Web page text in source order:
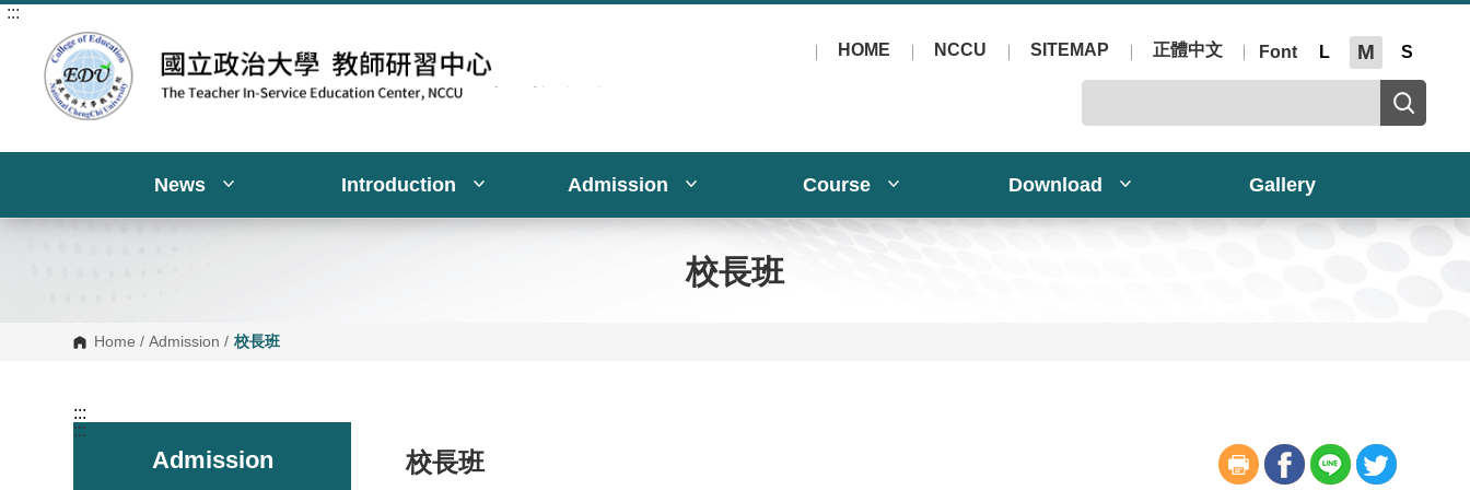
G
e
:::
HOME
NCCU SITEMAP 正體中文 Font L M S
News Introduction Admission Course Download Gallery
校長班
Home /Admission / 校長班
:::
Admission
:::
校長班